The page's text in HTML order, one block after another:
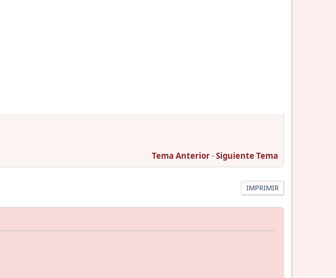
Tema Anterior-Siguiente Tema
IMPRIMIR